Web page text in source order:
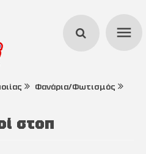
menu
search
Φανάρια/Φωτισμός
στοπ